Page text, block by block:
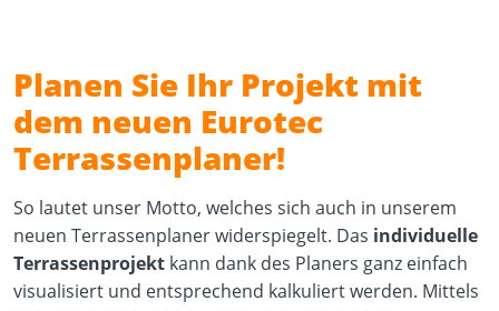
Planen Sie Ihr Projekt mit
dem neuen Eurotec
Terrassenplaner!
So lautet unser Motto, welches sich auch in unserem
neuen Terrassenplaner widerspiegelt. Das individuelle
Terrassenprojekt kann dank des Planers ganz einfach
visualisiert und entsprechend kalkuliert werden. Mittels